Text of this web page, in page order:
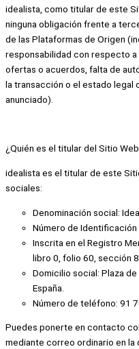
idealista, como titular de este
ninguna obligación frente a
de las Plataformas de Origen
responsabilidad con respecto a
ofertas o acuerdos, falta de
la transacción o el estado legal
anunciado).
¿Quién es el titular del Sitio
idealista es el titular de este
sociales:
Denominación social:
Número de Identificación
Inscrita en el Registro
libro 0, folio 60, sección
Domicilio social: Plaza
España.
Número de teléfono: 91
Puedes ponerte en contacto
mediante correo ordinario en la